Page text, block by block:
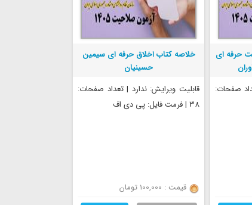
حرفه ای
صفحات:
خلاصه کتاب اخلاق حرفه ای سیمین
حسینیان
قابلیت ویرایش: ندارد | تعداد صفحات:
38 | فرمت فایل: پی دی اف
قیمت : 100,000 تومان